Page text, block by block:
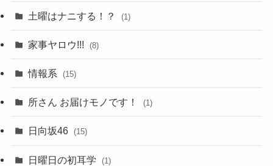
土曜はナニする！？ (1)
家事ヤロウ!!! (8)
情報系 (15)
所さん お届けモノです！ (1)
日向坂46 (15)
日曜日の初耳学 (1)